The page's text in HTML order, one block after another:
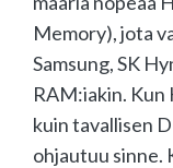
Memory), jota
Samsung, SK
RAM:iakin.
kuin tavallisen
ohjautuu sinne.